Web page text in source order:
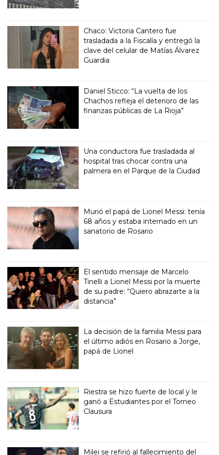
Chaco: Victoria Cantero fue
trasladada a la Fiscalía y entregó la
clave del celular de Matías Álvarez
Guardia
Daniel Sticco: “La vuelta de los
Chachos refleja el deterioro de las
finanzas públicas de La Rioja”
Una conductora fue trasladada al
hospital tras chocar contra una
palmera en el Parque de la Ciudad
Murió el papá de Lionel Messi: tenía
68 años y estaba internado en un
sanatorio de Rosario
El sentido mensaje de Marcelo
Tinelli a Lionel Messi por la muerte
de su padre: “Quiero abrazarte a la
distancia”
La decisión de la familia Messi para
el último adiós en Rosario a Jorge,
papá de Lionel
Riestra se hizo fuerte de local y le
ganó a Estudiantes por el Torneo
Clausura
Milei se refirió al fallecimiento del